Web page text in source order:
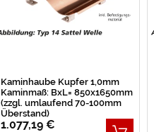
Kaminhaube Kupfer 1,0mm
Kaminmaß: BxL= 850x1650mm
(zzgl. umlaufend 70-100mm
Überstand)
1.077,19 €